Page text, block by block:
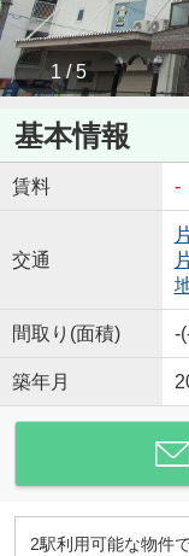
1 / 5
基本情報
賃料 -
交通
間取り(面積) -
築年月
2駅利用可能な物件